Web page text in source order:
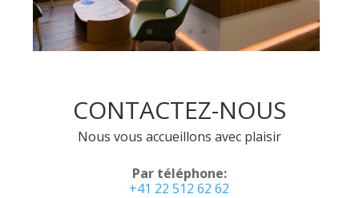
CONTACTEZ-NOUS
Nous vous accueillons avec plaisir
Par téléphone:
+41 22 512 62 62